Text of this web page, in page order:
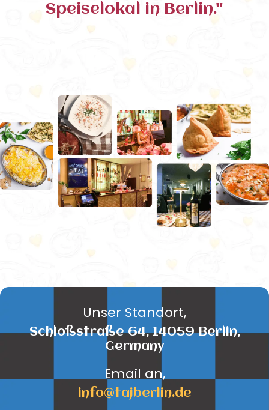
Speiselokal in Berlin."
Unser Standort,
Schloßstraße 64, 14059 Berlin,
Germany
Email an,
info@tajberlin.de